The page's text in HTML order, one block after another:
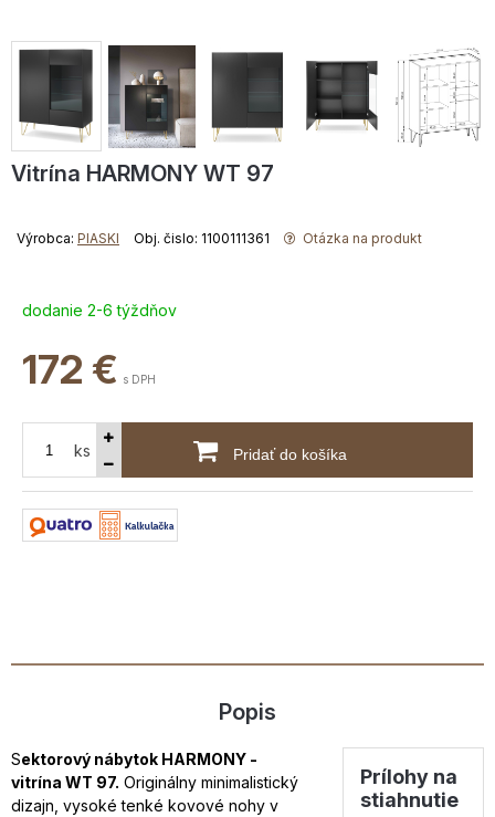
Vitrína HARMONY WT 97
Výrobca: PIASKI Obj. čislo: 1100111361 Otázka na produkt
dodanie 2-6 týždňov
172 € s DPH
ks Pridať do košíka
Popis
Prílohy na
stiahnutie
Sektorový nábytok HARMONY -
vitrína WT 97. Originálny minimalistický
dizajn, vysoké tenké kovové nohy v